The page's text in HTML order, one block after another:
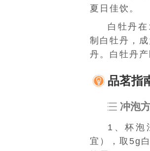
夏日佳饮。
白牡丹
制白牡丹，
丹。白牡丹产
品茗指
冲泡
1、杯泡
宜），取5g